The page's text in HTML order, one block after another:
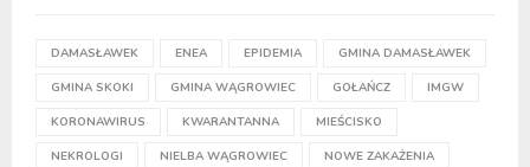
DAMASŁAWEK ENEA EPIDEMIA GMINA DAMASŁAWEK
GMINA SKOKI GMINA WĄGROWIEC GOŁAŃCZ IMGW
KORONAWIRUS KWARANTANNA MIEŚCISKO
NEKROLOGI NIELBA WĄGROWIEC NOWE ZAKAŻENIA